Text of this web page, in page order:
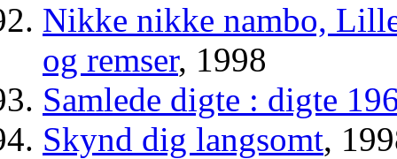
Nikke nikke nambo,
og remser, 1998
Samlede digte : digte
Skynd dig langsomt,